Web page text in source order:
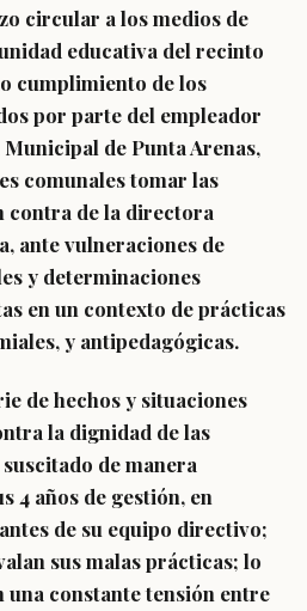
circular a los medios de
educativa del recinto
cumplimiento de los
por parte del empleador
de Punta Arenas,
comunales tomar las
contra de la directora
ante vulneraciones de
y determinaciones
en un contexto de prácticas
y antipedagógicas.
de hechos y situaciones
la dignidad de las
de manera
4 años de gestión, en
de su equipo directivo;
sus malas prácticas; lo
una constante tensión entre